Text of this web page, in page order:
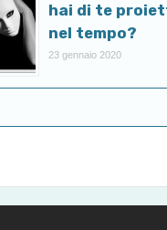
hai di te
nel tempo?
23 gennaio 2020